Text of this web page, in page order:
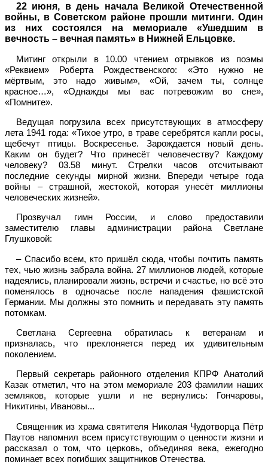
22 июня, в день начала Великой Отечественной
войны, в Советском районе прошли митинги. Один
из них состоялся на мемориале «Ушедшим в
вечность – вечная память» в Нижней Ельцовке.
Митинг открыли в 10.00 чтением отрывков из поэмы
«Реквием» Роберта Рождественского: «Это нужно не
мёртвым, это надо живым», «Ой, зачем ты, солнце
красное…», «Однажды мы вас потревожим во сне»,
«Помните».
Ведущая погрузила всех присутствующих в атмосферу
лета 1941 года: «Тихое утро, в траве серебрятся капли росы,
щебечут птицы. Воскресенье. Зарождается новый день.
Каким он будет? Что принесёт человечеству? Каждому
человеку? 03.58 минут. Стрелки часов отсчитывают
последние секунды мирной жизни. Впереди четыре года
войны – страшной, жестокой, которая унесёт миллионы
человеческих жизней».
Прозвучал гимн России, и слово предоставили
заместителю главы администрации района Светлане
Глушковой:
– Спасибо всем, кто пришёл сюда, чтобы почтить память
тех, чью жизнь забрала война. 27 миллионов людей, которые
надеялись, планировали жизнь, встречи и счастье, но всё это
поменялось в одночасье после нападения фашистской
Германии. Мы должны это помнить и передавать эту память
потомкам.
Светлана Сергеевна обратилась к ветеранам и
призналась, что преклоняется перед их удивительным
поколением.
Первый секретарь районного отделения КПРФ Анатолий
Казак отметил, что на этом мемориале 203 фамилии наших
земляков, которые ушли и не вернулись: Гончаровы,
Никитины, Ивановы...
Священник из храма святителя Николая Чудотворца Пётр
Паутов напомнил всем присутствующим о ценности жизни и
рассказал о том, что церковь, объединяя века, ежегодно
поминает всех погибших защитников Отечества.